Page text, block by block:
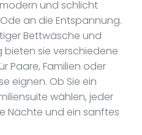
und schlicht
an die Entspannung.
Bettwäsche und
sie verschiedene
Paare, Familien oder
eignen. Ob Sie ein
wählen, jeder
Nächte und ein sanftes